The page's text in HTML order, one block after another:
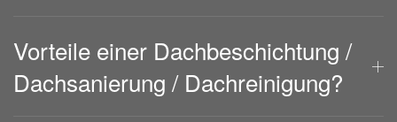
Vorteile einer Dachbeschichtung /
Dachsanierung / Dachreinigung?